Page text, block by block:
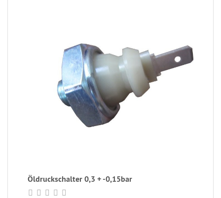
Öldruckschalter 0,3 + -0,15bar